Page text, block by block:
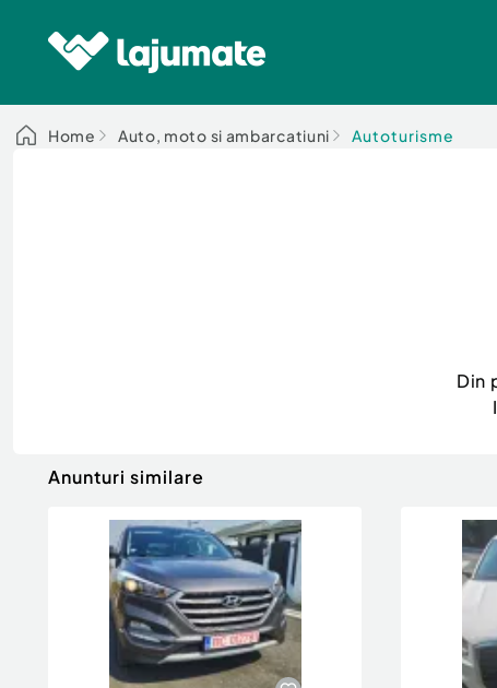
Home Auto, moto si ambarcatiuni Autoturisme
Din
Anunturi similare